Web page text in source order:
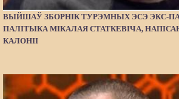
ВЫЙШАЎ ЗБОРНІК ТУРЭМНЫХ ЭСЭ ЭКС-
ПАЛІТЫКА МІКАЛАЯ СТАТКЕВІЧА,
КАЛОНІІ